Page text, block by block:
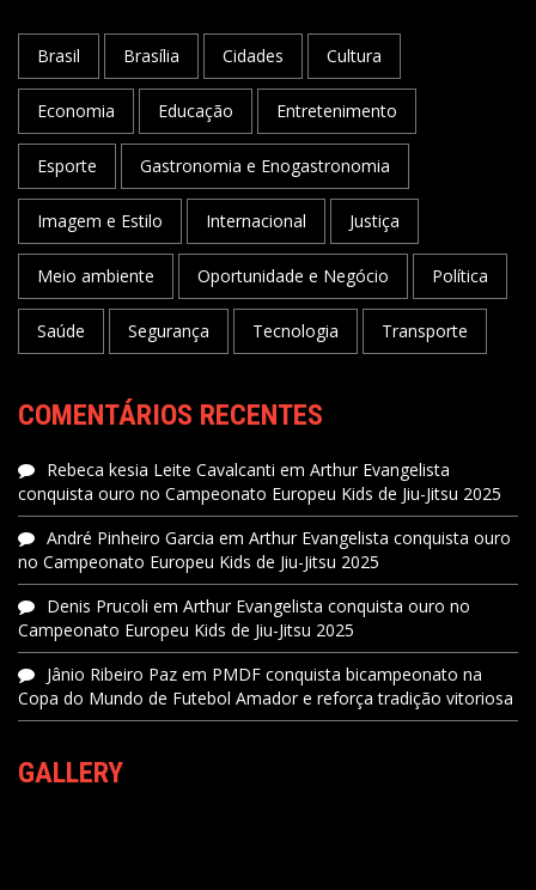
Brasil Brasília Cidades Cultura
Economia Educação Entretenimento
Esporte Gastronomia e Enogastronomia
Imagem e Estilo Internacional Justiça
Meio ambiente Oportunidade e Negócio Política
Saúde Segurança Tecnologia Transporte
COMENTÁRIOS RECENTES
Rebeca kesia Leite Cavalcanti em Arthur Evangelista
conquista ouro no Campeonato Europeu Kids de Jiu-Jitsu 2025
André Pinheiro Garcia em Arthur Evangelista conquista ouro
no Campeonato Europeu Kids de Jiu-Jitsu 2025
Denis Prucoli em Arthur Evangelista conquista ouro no
Campeonato Europeu Kids de Jiu-Jitsu 2025
Jânio Ribeiro Paz em PMDF conquista bicampeonato na
Copa do Mundo de Futebol Amador e reforça tradição vitoriosa
GALLERY